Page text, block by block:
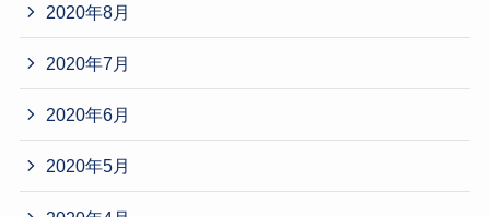
2020年8月
2020年7月
2020年6月
2020年5月